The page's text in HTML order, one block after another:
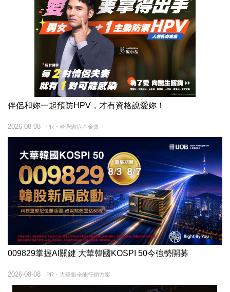
伴侶和妳一起預防HPV，才有資格說愛妳！
PR・台灣癌症基金會
2026-08-08
009829掌握AI關鍵 大華韓國KOSPI 50今強勢開募
PR・大華銀全能行銷方案
2026-08-08